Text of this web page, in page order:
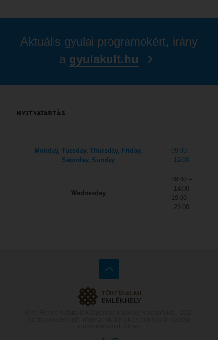
Aktuális gyulai programokért, irány
a gyulakult.hu
NYITVATARTÁS
Monday, Tuesday, Thursday, Friday,
Saturday, Sunday
09:00 –
19:00
Wednesday
09:00 –
14:00
19:00 –
23:00